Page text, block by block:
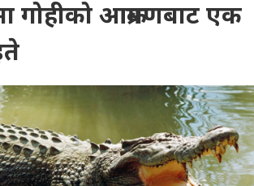
गोहीको आक्रमणबाट एक